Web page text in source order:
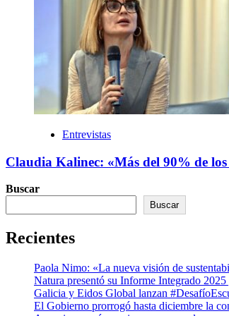
Entrevistas
Claudia Kalinec: «Más del 90% de
Buscar
Buscar
Recientes
Paola Nimo: «La nueva visión de
Natura presentó su Informe Integrado
Galicia y Eidos Global lanzan
El Gobierno prorrogó hasta diciembre la